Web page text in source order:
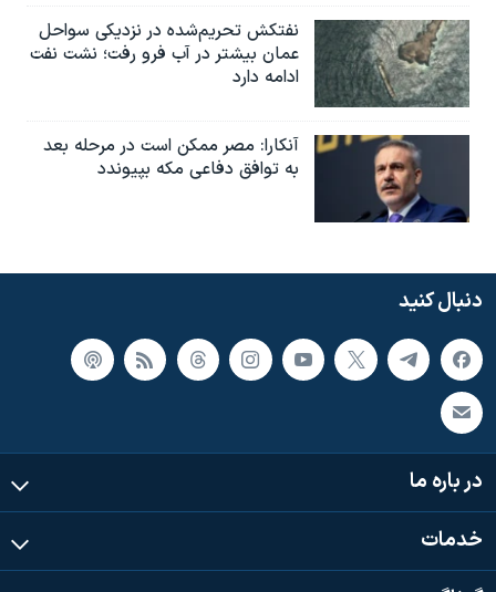
نفتکش تحریم‌شده در نزدیکی سواحل
عمان بیشتر در آب فرو رفت؛ نشت نفت
ادامه دارد
آنکارا: مصر ممکن است در مرحله بعد
به توافق دفاعی مکه بپیوندد
دنبال کنید
در باره ما
خدمات